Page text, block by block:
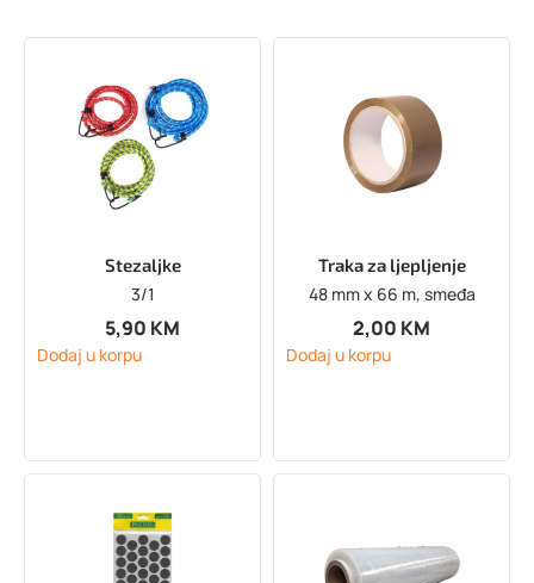
Stezaljke
3/1
5,90 KM
Dodaj u korpu
Traka za ljepljenje
48 mm x 66 m, smeđa
2,00 KM
Dodaj u korpu